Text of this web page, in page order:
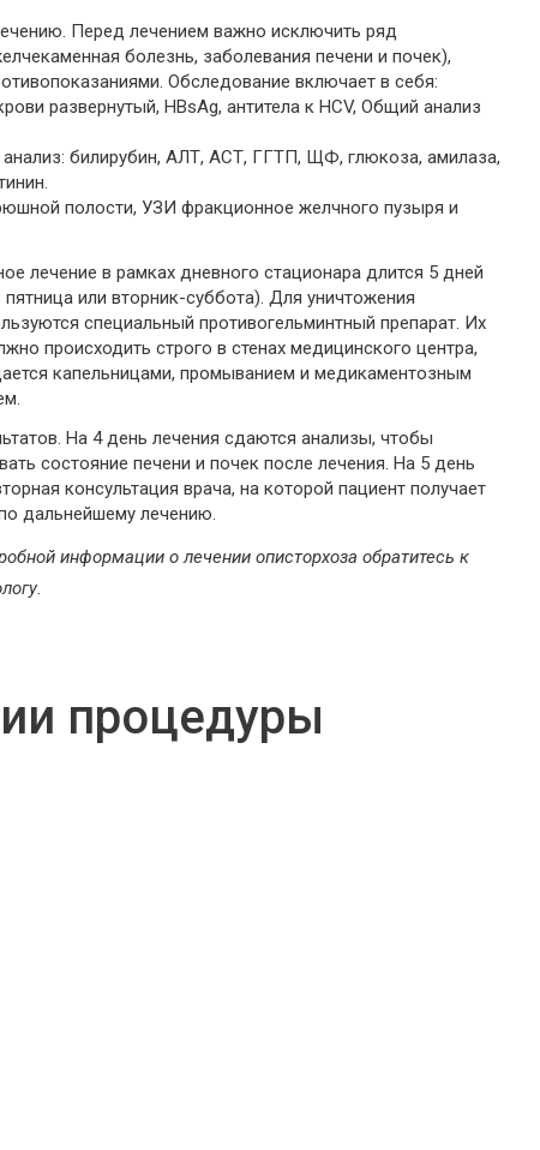
Перед лечением важно исключить ряд
болезнь, заболевания печени и почек),
Обследование включает в себя:
развернутый, HBsAg, антитела к HCV, Общий анализ
анализ: билирубин, АЛТ, АСТ, ГГТП, ЩФ, глюкоза, амилаза,
полости, УЗИ фракционное желчного пузыря и
лечение в рамках дневного стационара длится 5 дней
или вторник-суббота). Для уничтожения
специальный противогельминтный препарат. Их
происходить строго в стенах медицинского центра,
капельницами, промыванием и медикаментозным
На 4 день лечения сдаются анализы, чтобы
состояние печени и почек после лечения. На 5 день
консультация врача, на которой пациент получает
дальнейшему лечению.
информации о лечении описторхоза обратитесь к
процедуры